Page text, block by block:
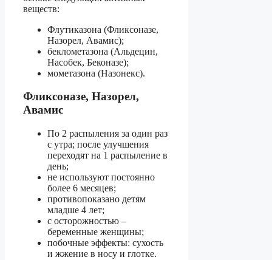
веществ:
Флутиказона (Фликсоназе,
Назорел, Авамис);
беклометазона (Альдецин,
Насобек, Беконазе);
мометазона (Назонекс).
Фликсоназе, Назорел,
Авамис
По 2 распыления за один раз
с утра; после улучшения
переходят на 1 распыление в
день;
не используют постоянно
более 6 месяцев;
противопоказано детям
младше 4 лет;
с осторожностью –
беременные женщины;
побочные эффекты: сухость
и жжение в носу и глотке.